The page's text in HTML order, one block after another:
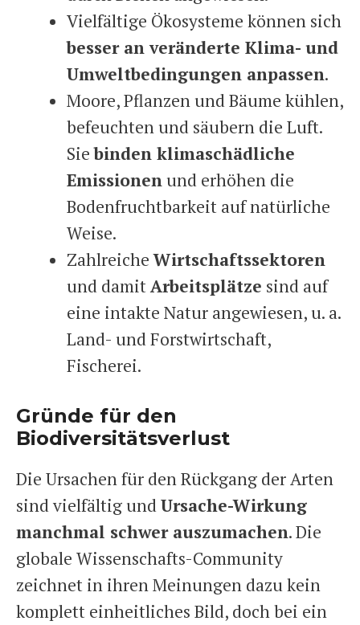
Vielfältige Ökosysteme können sich
besser an veränderte Klima- und
Umweltbedingungen anpassen.
Moore, Pflanzen und Bäume kühlen,
befeuchten und säubern die Luft.
Siebinden klimaschädliche
Emissionen und erhöhen die
Bodenfruchtbarkeit auf natürliche
Weise.
ZahlreicheWirtschaftssektoren
und damitArbeitsplätze sind auf
eine intakte Natur angewiesen, u. a.
Land- und Forstwirtschaft,
Fischerei.
Gründe für den
Biodiversitätsverlust
Die Ursachen für den Rückgang der Arten
sind vielfältig undUrsache-Wirkung
manchmal schwer auszumachen. Die
globale Wissenschafts-Community
zeichnet in ihren Meinungen dazu kein
komplett einheitliches Bild, doch bei ein